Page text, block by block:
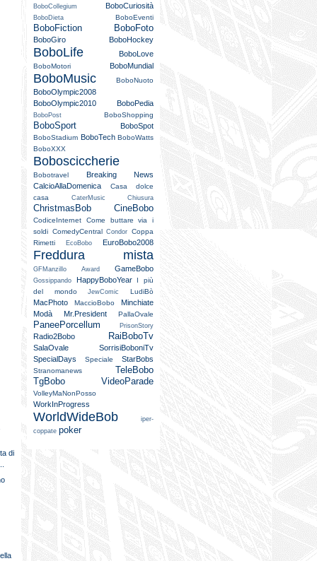
di
BoboCollegium BoboCuriosità
BoboDieta BoboEventi
BoboFiction BoboFoto
BoboGiro BoboHockey
BoboLife BoboLove
BoboMotori BoboMundial
BoboMusic BoboNuoto
BoboOlympic2008
BoboOlympic2010
BoboPedia
BoboPost BoboShopping
BoboSport BoboSpot
BoboStadium BoboTech BoboWatts
BoboXXX
Bobosciccherie
Bobotravel
Breaking News
CalcioAllaDomenica
Casa dolce
casa
CaterMusic Chiusura
ChristmasBob CineBobo
CodiceInternet
Come buttare via i
soldi ComedyCentral Condor
Coppa
Rimetti
EcoBobo EuroBobo2008
Freddura mista
GFManzillo Award GameBobo
Gossippando HappyBoboYear
I più
del mondo
JewComic LudiBò
MacPhoto MaccioBobo
Minchiate
Modà
Mr.President PallaOvale
PaneePorcellum PrisonStory
Radio2Bobo RaiBoboTv
SalaOvale
SorrisiBoboniTv
SpecialDays
Speciale StarBobs
Stranomanews
TeleBobo
TgBobo
VideoParade
VolleyMaNonPosso
WorkInProgress
WorldWideBob
iper-
coppate poker